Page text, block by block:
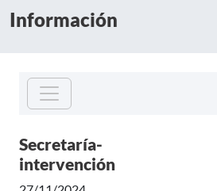
Información
Secretaría-
intervención